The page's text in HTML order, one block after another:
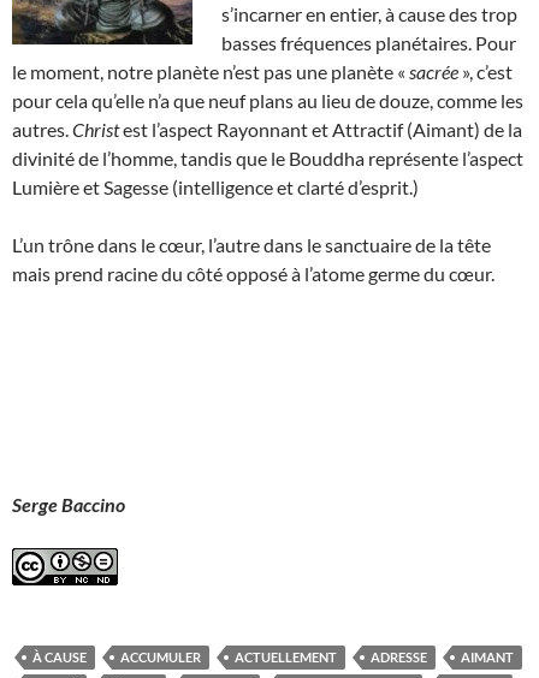
s’incarner en entier, à cause des trop
basses fréquences planétaires. Pour
le moment, notre planète n’est pas une planète « sacrée », c’est
pour cela qu’elle n’a que neuf plans au lieu de douze, comme les
autres. Christest l’aspect Rayonnant et Attractif (Aimant) de la
divinité de l’homme, tandis que le Bouddha représente l’aspect
Lumière et Sagesse (intelligence et clarté d’esprit.)
L’un trône dans le cœur, l’autre dans le sanctuaire de la tête
mais prend racine du côté opposé à l’atome germe du cœur.
Serge Baccino
À CAUSE ACCUMULER ACTUELLEMENT ADRESSE
AIMANT